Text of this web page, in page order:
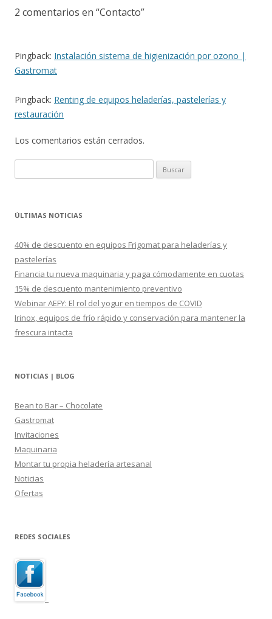
2 comentarios en “Contacto”
Pingback: Instalación sistema de higienización por ozono |
Gastromat
Pingback: Renting de equipos heladerías, pastelerías y
restauración
Los comentarios están cerrados.
u
c
r
ÚLTIMAS NOTICIAS
40% de descuento en equipos Frigomat para heladerías y
pastelerías
Financia tu nueva maquinaria y paga cómodamente en cuotas
15% de descuento mantenimiento preventivo
Webinar AEFY: El rol del yogur en tiempos de COVID
Irinox, equipos de frío rápido y conservación para mantener la
frescura intacta
NOTICIAS | BLOG
Bean to Bar – Chocolate
Gastromat
Invitaciones
Maquinaria
Montar tu propia heladería artesanal
Noticias
Ofertas
REDES SOCIALES